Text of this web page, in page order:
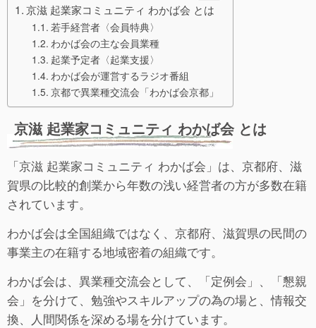
京滋 起業家コミュニティ わかば会 とは
若手経営者〈会員特典〉
わかば会の主な会員業種
起業予定者〈起業支援〉
わかば会が運営するラジオ番組
京都で異業種交流会「わかば会京都」
京滋 起業家コミュニティ わかば会 とは
「京滋 起業家コミュニティ わかば会」は、京都府、滋
賀県の比較的創業から年数の浅い経営者の方が多数在籍
されています。
わかば会は全国組織ではなく、京都府、滋賀県の民間の
事業主の在籍する地域密着の組織です。
わかば会は、異業種交流会として、「定例会」、「懇親
会」を分けて、勉強やスキルアップの為の場と、情報交
換、人間関係を深める場を分けています。